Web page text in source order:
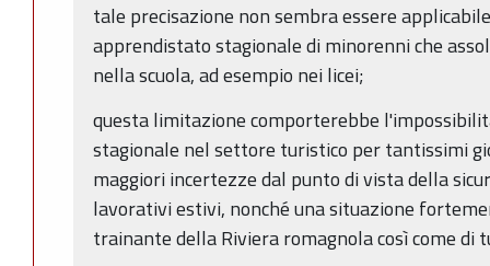
tale precisazione non sembra essere
apprendistato stagionale di minorenni che
nella scuola, ad esempio nei licei;
questa limitazione comporterebbe
stagionale nel settore turistico per tantissimi
maggiori incertezze dal punto di vista della
lavorativi estivi, nonché una situazione
trainante della Riviera romagnola così come di